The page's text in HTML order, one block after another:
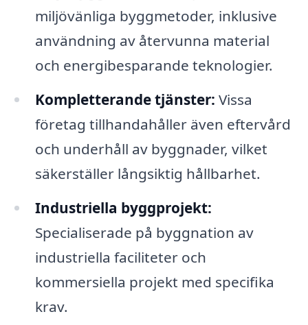
miljövänliga byggmetoder, inklusive
användning av återvunna material
och energibesparande teknologier.
Kompletterande tjänster: Vissa
företag tillhandahåller även eftervård
och underhåll av byggnader, vilket
säkerställer långsiktig hållbarhet.
Industriella byggprojekt:
Specialiserade på byggnation av
industriella faciliteter och
kommersiella projekt med specifika
krav.